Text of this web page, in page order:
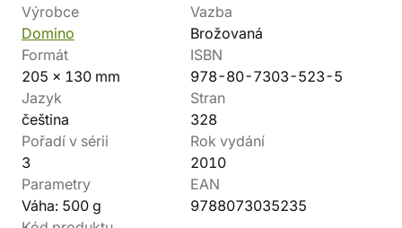
Výrobce
Domino
Vazba
Brožovaná
Formát
205 x 130 mm
ISBN
978-80-7303-523-5
Jazyk
čeština
Stran
328
Pořadí v sérii
3
Rok vydání
2010
Parametry
Váha: 500 g
EAN
9788073035235